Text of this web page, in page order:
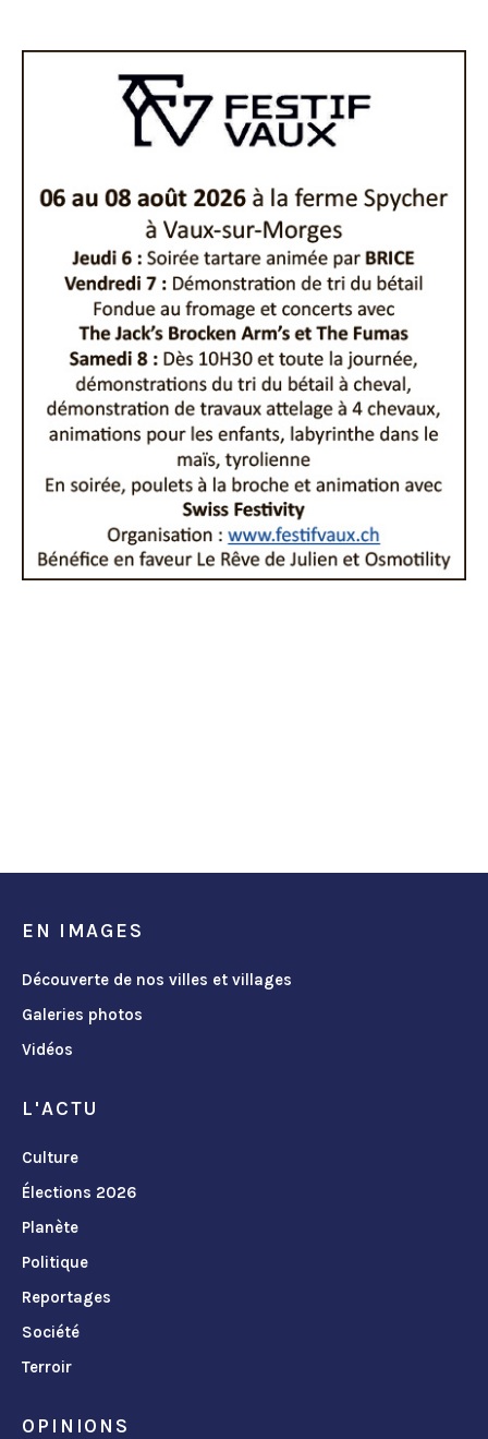
EN IMAGES
Découverte de nos villes et villages
Galeries photos
Vidéos
L'ACTU
Culture
Élections 2026
Planète
Politique
Reportages
Société
Terroir
OPINIONS